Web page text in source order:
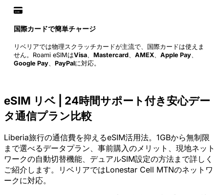
国際カードで簡単チャージ
リベリアでは物理スクラッチカードが主流で、国際カードは使えま
せん。Roami eSIMはVisa、 Mastercard、 AMEX、 Apple Pay、
Google Pay、 PayPalに対応。
eSIM リベ | 24時間サポート付き安心デー
タ通信プラン比較
Liberia旅行の通信費を抑えるeSIM活用法。1GBから無制限
まで選べるデータプラン、事前購入のメリット、現地ネット
ワークの自動切替機能、デュアルSIM設定の方法まで詳しく
ご紹介します。リベリアではLonestar Cell MTNのネットワ
ークに対応。